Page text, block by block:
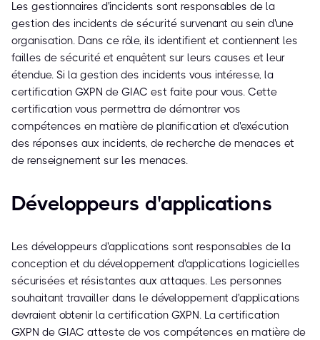
Les gestionnaires d'incidents sont responsables de la
gestion des incidents de sécurité survenant au sein d'une
organisation. Dans ce rôle, ils identifient et contiennent les
failles de sécurité et enquêtent sur leurs causes et leur
étendue. Si la gestion des incidents vous intéresse, la
certification GXPN de GIAC est faite pour vous. Cette
certification vous permettra de démontrer vos
compétences en matière de planification et d'exécution
des réponses aux incidents, de recherche de menaces et
de renseignement sur les menaces.
Développeurs d'applications
Les développeurs d'applications sont responsables de la
conception et du développement d'applications logicielles
sécurisées et résistantes aux attaques. Les personnes
souhaitant travailler dans le développement d'applications
devraient obtenir la certification GXPN. La certification
GXPN de GIAC atteste de vos compétences en matière de